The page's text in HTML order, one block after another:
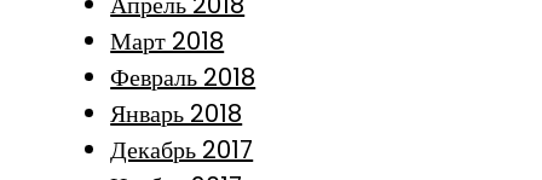
Март 2018
Февраль 2018
Январь 2018
Декабрь 2017